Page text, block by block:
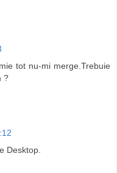
tot nu-mi merge.Trebuie
?
Desktop.